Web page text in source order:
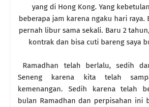
yang di Hong Kong. Yang
beberapa jam karena ngaku hari raya.
pernah libur sama sekali. Baru 2
kontrak dan bisa cuti bareng saya
Ramadhan telah berlalu, sedih
Seneng karena kita telah
kemenangan. Sedih karena telah
bulan Ramadhan dan perpisahan ini